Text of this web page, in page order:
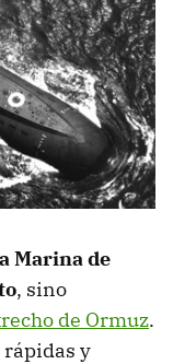
Marina de
, sino
de Ormuz.
rápidas y